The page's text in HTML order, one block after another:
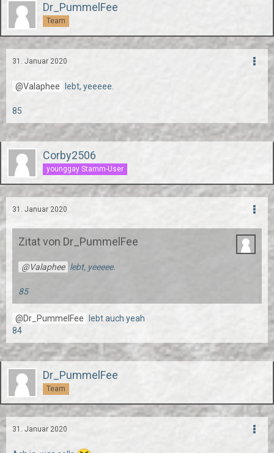
Dr_PummelFee
Team
31. Januar 2020
Valaphee lebt, yeeeee.
85
Corby2506
younggay Stamm-User
31. Januar 2020
Zitat von Dr_PummelFee
Valaphee lebt, yeeeee.
85
Dr_PummelFee
lebt auch yeah
84
Dr_PummelFee
Team
31. Januar 2020